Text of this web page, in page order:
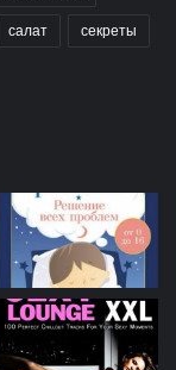
салат секреты